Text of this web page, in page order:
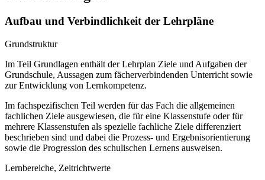
Aufbau und Verbindlichkeit der Lehrpläne
Grundstruktur
Im Teil Grundlagen enthält der Lehrplan Ziele und Aufgaben der
Grundschule, Aussagen zum fächerverbindenden Unterricht sowie
zur Entwicklung von Lernkompetenz.
Im fachspezifischen Teil werden für das Fach die allgemeinen
fachlichen Ziele ausgewiesen, die für eine Klassenstufe oder für
mehrere Klassenstufen als spezielle fachliche Ziele differenziert
beschrieben sind und dabei die Prozess- und Ergebnisorientierung
sowie die Progression des schulischen Lernens ausweisen.
Lernbereiche, Zeitrichtwerte